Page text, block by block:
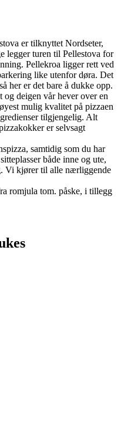
er tilknyttet Nordseter,
legger turen til Pellestova for
Pellekroa ligger rett ved
like utenfor døra. Det
her er det bare å dukke opp.
deigen vår hever over en
mulig kvalitet på pizzaen
tilgjengelig. Alt
er selvsagt
samtidig som du har
både inne og ute,
Vi kjører til alle nærliggende
romjula tom. påske, i tillegg